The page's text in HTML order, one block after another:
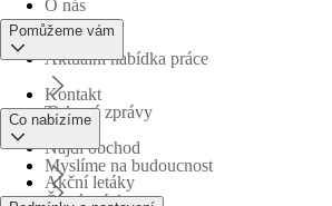
O nás
Aktuální nabídka práce
Tiskové zprávy
Myslíme na budoucnost
Pomůžeme vám
Kontakt
Najdi obchod
Časté otázky
Co nabízíme
Akční letáky